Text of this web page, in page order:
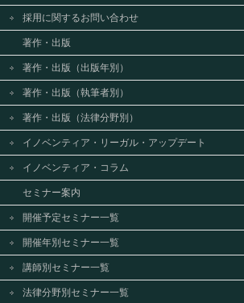
採用に関するお問い合わせ
著作・出版
著作・出版（出版年別）
著作・出版（執筆者別）
著作・出版（法律分野別）
イノベンティア・リーガル・アップデート
イノベンティア・コラム
セミナー案内
開催予定セミナー一覧
開催年別セミナー一覧
講師別セミナー一覧
法律分野別セミナー一覧